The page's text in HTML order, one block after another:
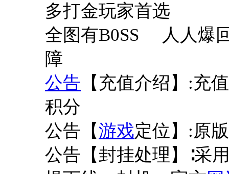
多打金玩家首选
全图有B0SS 人人
障
公告 【充值介绍】:充
积分
公告【游戏定位】:原
公告【封挂处理】∶采